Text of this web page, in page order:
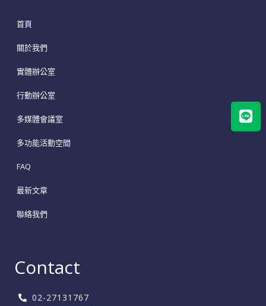
首頁
關於我們
實體辦公室
行動辦公室
多媒體會議室
多功能活動空間
FAQ
最新文章
聯絡我們
Contact
02-27131767